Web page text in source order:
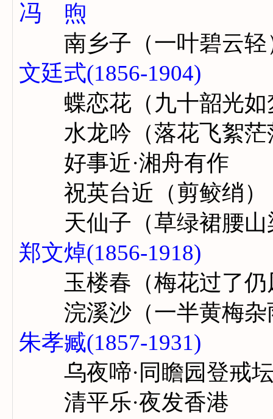
冯 煦
南乡子（一叶碧云轻
文廷式(1856-1904)
蝶恋花（九十韶光如
水龙吟（落花飞絮茫
好事近·湘舟有作
祝英台近（剪鲛绡）
天仙子（草绿裙腰山
郑文焯(1856-1918)
玉楼春（梅花过了仍
浣溪沙（一半黄梅杂
朱孝臧(1857-1931)
乌夜啼·同瞻园登戒
清平乐·夜发香港